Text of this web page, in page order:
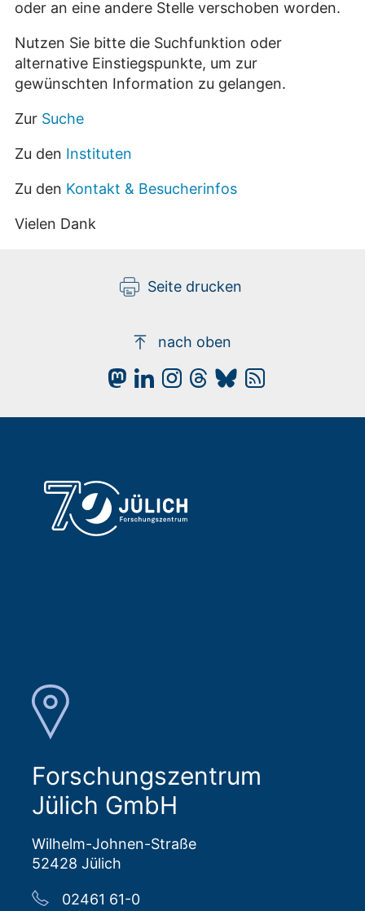
oder an eine andere Stelle verschoben worden.
Nutzen Sie bitte die Suchfunktion oder
alternative Einstiegspunkte, um zur
gewünschten Information zu gelangen.
Zur Suche
Zu den Instituten
Zu den Kontakt & Besucherinfos
Vielen Dank
Seite drucken
nach oben
Forschungszentrum
Jülich GmbH
Wilhelm-Johnen-Straße
52428 Jülich
02461 61-0